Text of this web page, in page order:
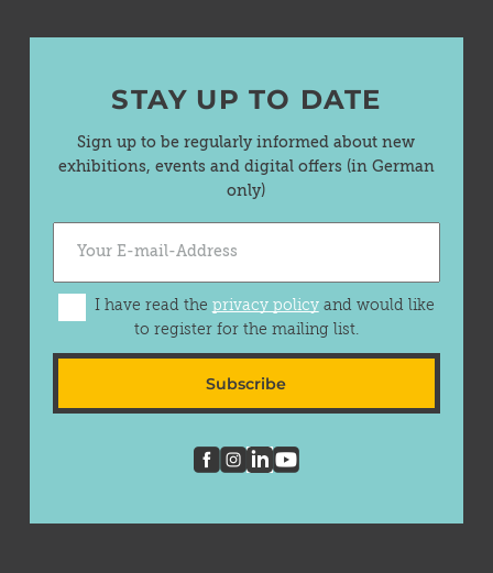
STAY UP TO DATE
Sign up to be regularly informed about new
exhibitions, events and digital offers (in German
only)
I have read the privacy policyand would like
to register for the mailing list.
Subscribe